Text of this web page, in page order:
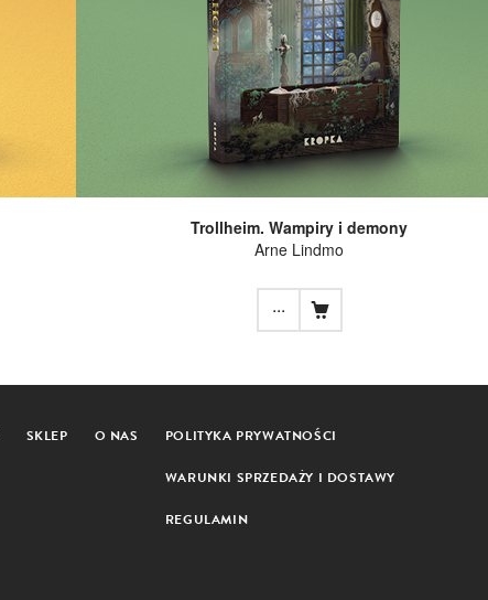
Trollheim. Wampiry i demony
Arne Lindmo
...
SKLEP O NAS POLITYKA PRYWATNOŚCI
WARUNKI SPRZEDAŻY I DOSTAWY
REGULAMIN